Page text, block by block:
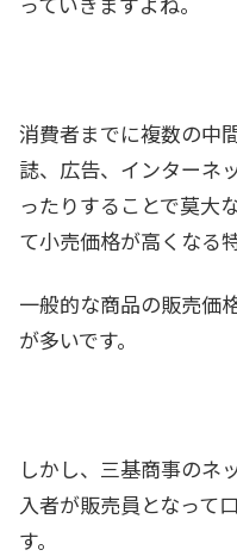
消費者までに複数の中
誌、広告、インターネ
ったりすることで莫大
て小売価格が高くなる
一般的な商品の販売価
が多いです。
しかし、三基商事のネ
入者が販売員となって
す。